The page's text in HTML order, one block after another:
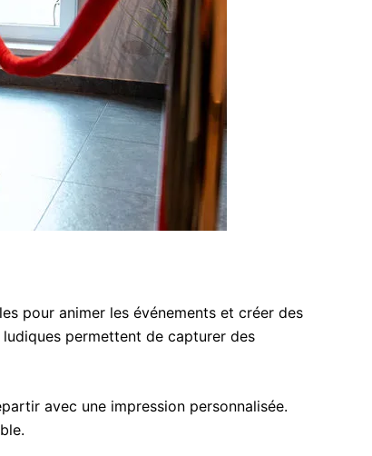
pour animer les événements et créer des
ludiques permettent de capturer des
avec une impression personnalisée.